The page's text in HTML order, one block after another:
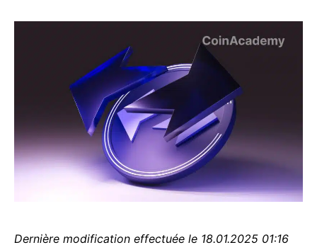
Dernière modification effectuée le 18.01.2025 01:16